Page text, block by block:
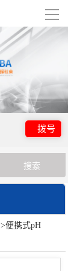
导
航
拨号
>便携式pH